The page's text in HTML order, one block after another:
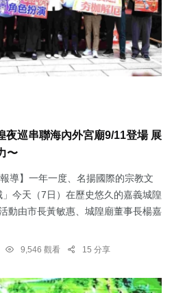
夜巡串聯海內外宮廟9/11登場 展
〜
導】一年一度、名揚國際的宗教文
今天（7日）在歷史悠久的嘉義城隍
動由市長黃敏惠、城隍廟董事長楊嘉
9,546 觀看 15 分享